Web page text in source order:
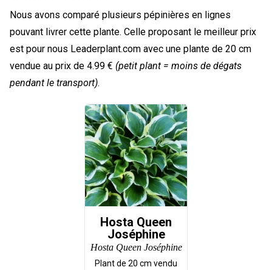
Nous avons comparé plusieurs pépinières en lignes
pouvant livrer cette plante. Celle proposant le meilleur prix
est pour nous Leaderplant.com avec une plante de 20 cm
vendue au prix de 4.99 € (petit plant = moins de dégats
pendant le transport).
Hosta Queen
Joséphine
Hosta Queen Joséphine
Plant de 20 cm vendu